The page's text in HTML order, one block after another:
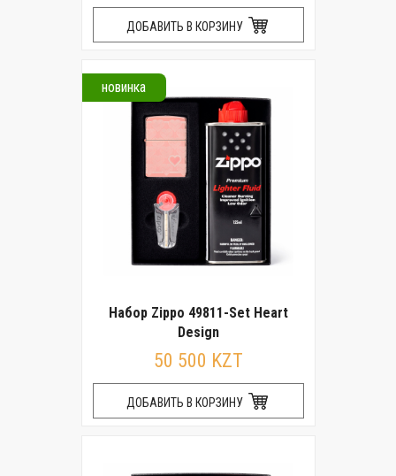
ДОБАВИТЬ В КОРЗИНУ
новинка
Набор Zippo 49811-Set Heart
Design
50 500 KZT
ДОБАВИТЬ В КОРЗИНУ